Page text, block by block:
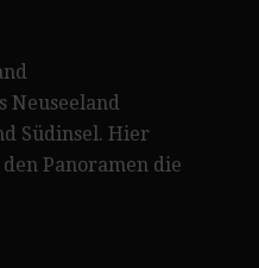
Neuseeland
Südinsel. Hier
Panoramen die